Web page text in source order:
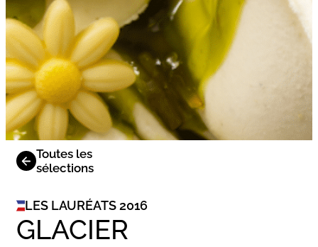
Toutes les
sélections
LES LAURÉATS 2016
GLACIER